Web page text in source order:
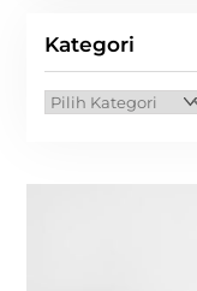
Kategori
Kategori